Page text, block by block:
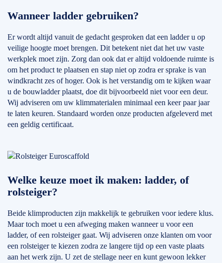
Wanneer ladder gebruiken?
Er wordt altijd vanuit de gedacht gesproken dat een ladder u op
veilige hoogte moet brengen. Dit betekent niet dat het uw vaste
werkplek moet zijn. Zorg dan ook dat er altijd voldoende ruimte is
om het product te plaatsen en stap niet op zodra er sprake is van
windkracht zes of hoger. Ook is het verstandig om te kijken waar
u de bouwladder plaatst, doe dit bijvoorbeeld niet voor een deur.
Wij adviseren om uw klimmaterialen minimaal een keer paar jaar
te laten keuren. Standaard worden onze producten afgeleverd met
een geldig certificaat.
Welke keuze moet ik maken: ladder, of
rolsteiger?
Beide klimproducten zijn makkelijk te gebruiken voor iedere klus.
Maar toch moet u een afweging maken wanneer u voor een
ladder, of een rolsteiger gaat. Wij adviseren onze klanten om voor
een rolsteiger te kiezen zodra ze langere tijd op een vaste plaats
aan het werk zijn. U zet de stellage neer en kunt gewoon lekker